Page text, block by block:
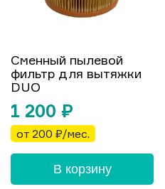
Сменный пылевой
фильтр для вытяжки
DUO
1 200 ₽
от 200 ₽/мес.
В корзину